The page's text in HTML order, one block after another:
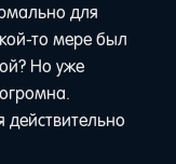
для
то мере был
Но уже
действительно